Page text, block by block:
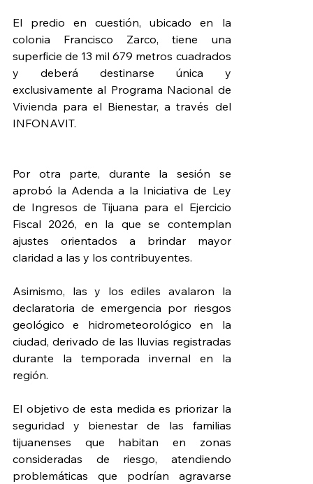
El predio en cuestión, ubicado en la
colonia Francisco Zarco, tiene una
superficie de 13 mil 679 metros cuadrados
y deberá destinarse única y
exclusivamente al Programa Nacional de
Vivienda para el Bienestar, a través del
INFONAVIT.
Por otra parte, durante la sesión se
aprobó la Adenda a la Iniciativa de Ley
de Ingresos de Tijuana para el Ejercicio
Fiscal 2026, en la que se contemplan
ajustes orientados a brindar mayor
claridad a las y los contribuyentes.
Asimismo, las y los ediles avalaron la
declaratoria de emergencia por riesgos
geológico e hidrometeorológico en la
ciudad, derivado de las lluvias registradas
durante la temporada invernal en la
región.
El objetivo de esta medida es priorizar la
seguridad y bienestar de las familias
tijuanenses que habitan en zonas
consideradas de riesgo, atendiendo
problemáticas que podrían agravarse